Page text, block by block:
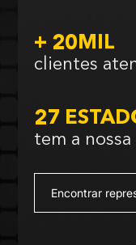
+ 20MIL
clientes
27
tem a nossa
Encontrar